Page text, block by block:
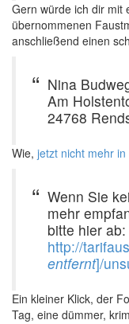
Gern würde ich dir mit
übernommenen
anschließend einen
Nina
Am
24768
Wie, jetzt nicht mehr
Wenn Sie
mehr
bitte hier ab:
http://
entfernt]/
Ein kleiner Klick, der
Tag, eine dümmer,